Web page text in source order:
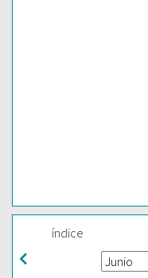
índice